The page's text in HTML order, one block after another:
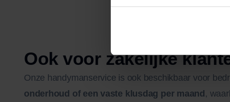
Ook voor zakelijke
Onze handymanservice is ook beschikbaar voor
onderhoud of een vaste klusdag per maand,